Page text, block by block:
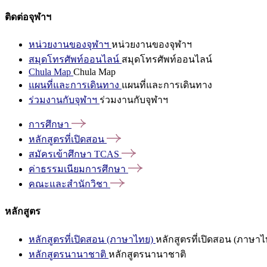
ติดต่อจุฬาฯ
หน่วยงานของจุฬาฯ หน่วยงานของจุฬาฯ
สมุดโทรศัพท์ออนไลน์ สมุดโทรศัพท์ออนไลน์
Chula Map Chula Map
แผนที่และการเดินทาง แผนที่และการเดินทาง
ร่วมงานกับจุฬาฯ ร่วมงานกับจุฬาฯ
การศึกษา
หลักสูตรที่เปิดสอน
สมัครเข้าศึกษา TCAS
ค่าธรรมเนียมการศึกษา
คณะและสำนักวิชา
หลักสูตร
หลักสูตรที่เปิดสอน (ภาษาไทย) หลักสูตรที่เปิดสอน (ภาษาไ
หลักสูตรนานาชาติ หลักสูตรนานาชาติ